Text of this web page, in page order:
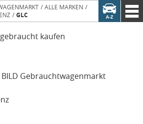
ALLE MARKEN
GLC
kaufen
Gebrauchtwagenmarkt